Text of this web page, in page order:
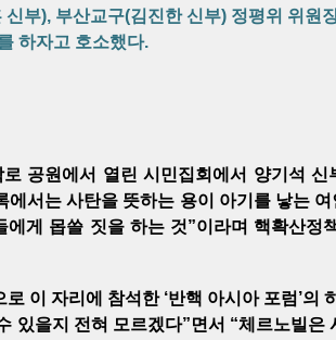
신부), 부산교구(김진한 신부) 정평위 위원
하자고 호소했다.
공원에서 열린 시민집회에서 양기석 신
에서는 사탄을 뜻하는 용이 아기를 낳는
에게 몹쓸 짓을 하는 것”이라며 핵확산정
이 자리에 참석한 ‘반핵 아시아 포럼’의
있을지 전혀 모르겠다”면서 “체르노빌은